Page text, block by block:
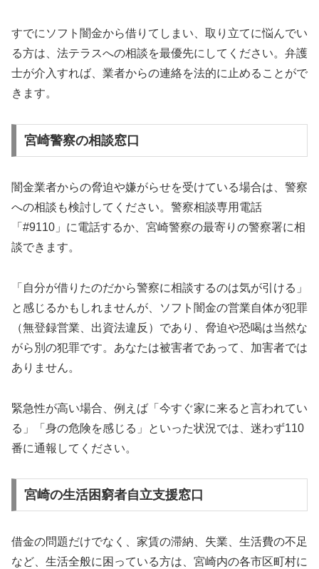
すでにソフト闇金から借りてしまい、取り立てに悩んでい
る方は、法テラスへの相談を最優先にしてください。弁護
士が介入すれば、業者からの連絡を法的に止めることがで
きます。
宮崎警察の相談窓口
闇金業者からの脅迫や嫌がらせを受けている場合は、警察
への相談も検討してください。警察相談専用電話
「#9110」に電話するか、宮崎警察の最寄りの警察署に相
談できます。
「自分が借りたのだから警察に相談するのは気が引ける」
と感じるかもしれませんが、ソフト闇金の営業自体が犯罪
（無登録営業、出資法違反）であり、脅迫や恐喝は当然な
がら別の犯罪です。あなたは被害者であって、加害者では
ありません。
緊急性が高い場合、例えば「今すぐ家に来ると言われてい
る」「身の危険を感じる」といった状況では、迷わず110
番に通報してください。
宮崎の生活困窮者自立支援窓口
借金の問題だけでなく、家賃の滞納、失業、生活費の不足
など、生活全般に困っている方は、宮崎内の各市区町村に